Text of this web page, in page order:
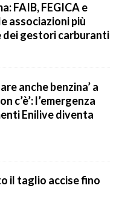
FAIB, FEGICA e
associazioni più
gestori carburanti
anche benzina’ a
c’è’: l’emergenza
Enilive diventa
il taglio accise fino